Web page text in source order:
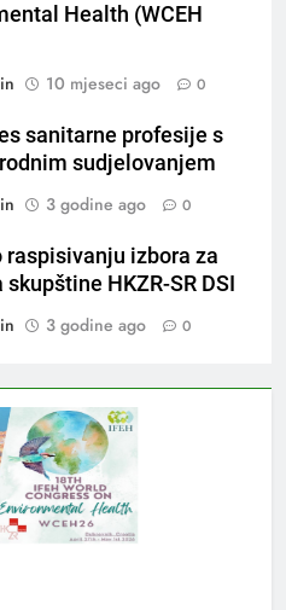
Health (WCEH
10 mjeseci ago 0
sanitarne profesije s
sudjelovanjem
3 godine ago 0
raspisivanju izbora za
HKZR-SR DSI
3 godine ago 0